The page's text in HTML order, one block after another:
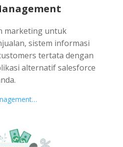
marketing untuk
sistem informasi
tertata dengan
alternatif salesforce